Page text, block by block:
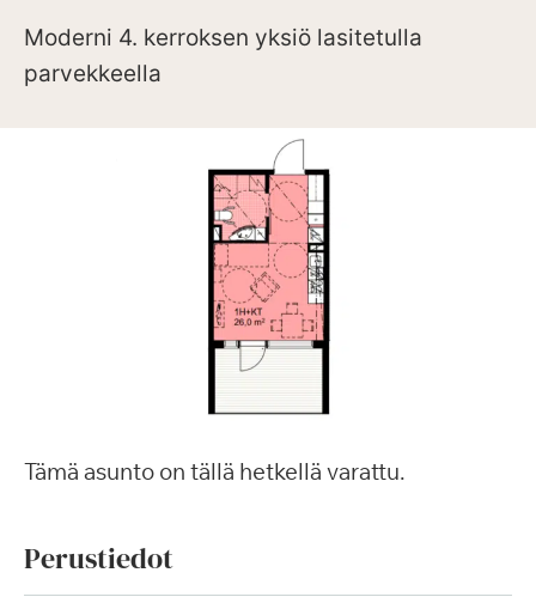
Moderni 4. kerroksen yksiö lasitetulla
parvekkeella
Tämä asunto on tällä hetkellä varattu.
Perustiedot